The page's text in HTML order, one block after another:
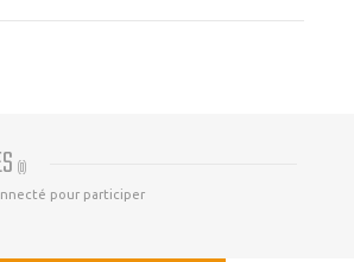
(0)
pour participer